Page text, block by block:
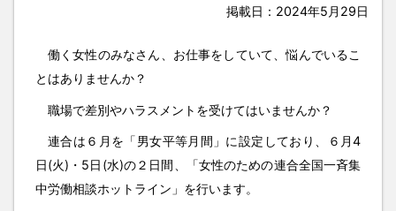
掲載日：2024年5月29日
働く女性のみなさん、お仕事をしていて、悩んでいるこ
とはありませんか？
職場で差別やハラスメントを受けてはいませんか？
連合は６月を「男女平等月間」に設定しており、６月4
日(火)・5日(水)の２日間、「女性のための連合全国一斉集
中労働相談ホットライン」を行います。